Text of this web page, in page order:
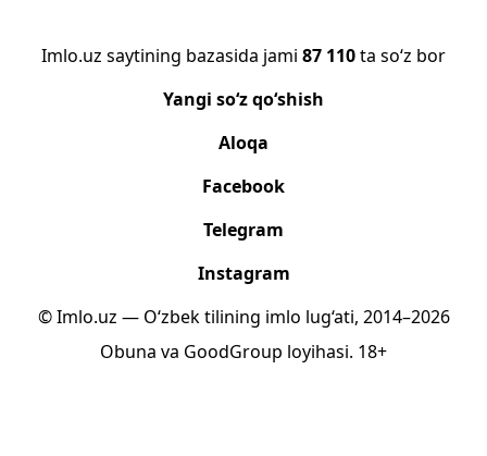
Imlo.uz saytining bazasida jami 87 110ta so‘z bor
Yangi so‘z qo‘shish
Aloqa
Facebook
Telegram
Instagram
© Imlo.uz — O‘zbek tilining imlo lug‘ati, 2014–2026
Obuna va GoodGroup loyihasi. 18+